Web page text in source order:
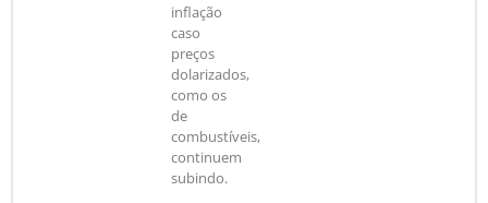
inflação
caso
preços
dolarizados,
como os
de
combustíveis,
continuem
subindo.